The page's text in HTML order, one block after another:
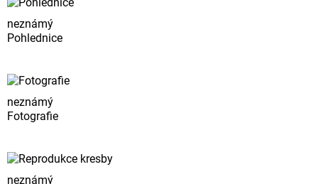
neznámý
Pohlednice
neznámý
Fotografie
neznámý